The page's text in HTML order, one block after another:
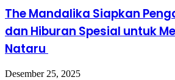
The Mandalika Siapkan
dan Hiburan Spesial untuk
Nataru
Desember 25, 2025